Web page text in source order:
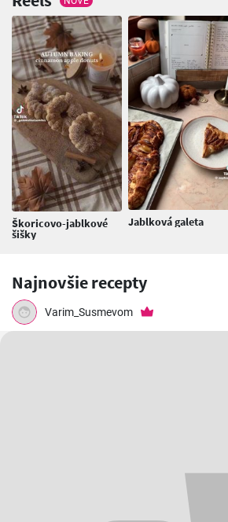
Škoricovo-jablkové
šišky
Jablková galeta
Najnovšie recepty
Varim_Susmevom